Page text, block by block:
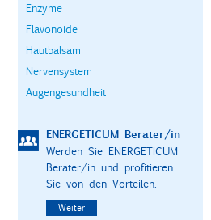
Enzyme
Flavonoide
Hautbalsam
Nervensystem
Augengesundheit
ENERGETICUM Berater/in
Werden Sie ENERGETICUM
Berater/in und profitieren
Sie von den Vorteilen.
Weiter